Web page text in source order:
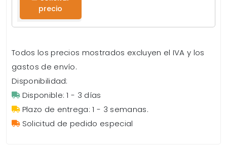
precio
Todos los precios mostrados excluyen el IVA y los
gastos de envío.
Disponibilidad:
Disponible: 1 - 3 días
Plazo de entrega: 1 - 3 semanas.
Solicitud de pedido especial